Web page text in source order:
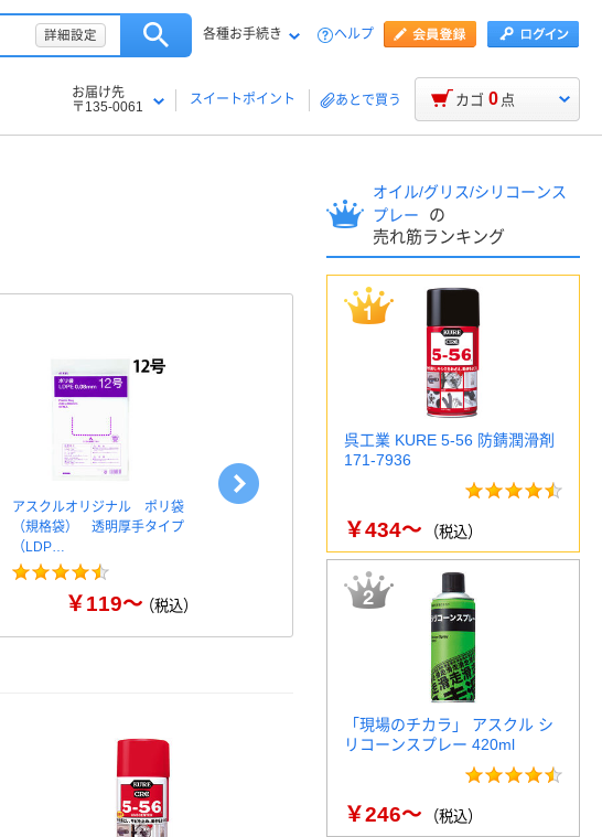
詳細設定 各種お手続き ヘルプ
お届け先
〒135-0061
スイートポイント あとで買う カゴ 0 点
アスクルオリジナル ポリ袋
（規格袋） 透明厚手タイプ
（LDP…
￥119～（税込）
ウォールふ・わ・り （防水…
￥1,218～ （税込）
オイル/グリス/シリコーンス
プレー
の
売れ筋ランキング
呉工業 KURE 5-56 防錆潤滑剤
171-7936
￥434～ （税込）
「現場のチカラ」 アスクル シ
リコーンスプレー 420ml
￥246～ （税込）